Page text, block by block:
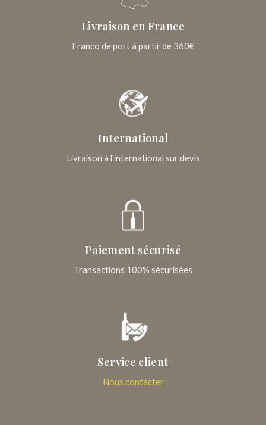
Livraison en France
Franco de port à partir de 360€
International
Livraison à l'international sur devis
Paiement sécurisé
Transactions 100% sécurisées
Service client
Nous contacter